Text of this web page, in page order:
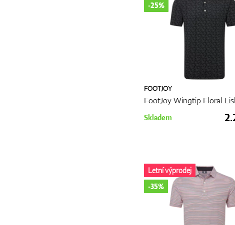
FOOTJOY
FootJoy Wingtip Floral
-25%
Skladem
Letní výprodej
-35%